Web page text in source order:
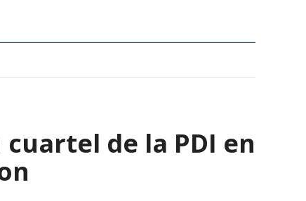
de la PDI en